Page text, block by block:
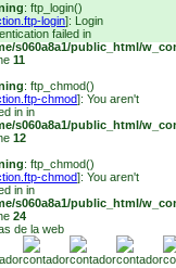
: ftp_login()
login]: Login
failed in
s060a8a1/public_html/
11
: ftp_chmod()
chmod]: You aren't
in in
s060a8a1/public_html/
12
: ftp_chmod()
chmod]: You aren't
in in
s060a8a1/public_html/
24
de la web